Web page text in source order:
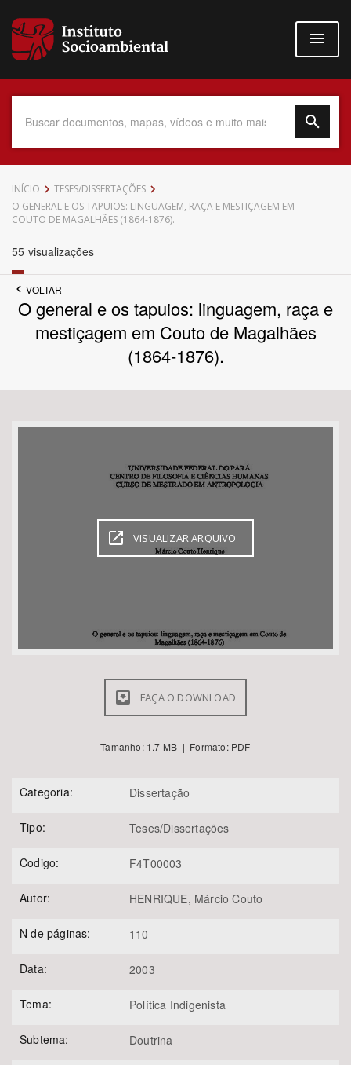
para
conteúdo
Data do Documento
Bioma / Bacia
Tema
INÍCIO
TESES/DISSERTAÇÕES
O GENERAL E OS TAPUIOS: LINGUAGEM, RAÇA E MESTIÇAGEM EM
COUTO DE MAGALHÃES (1864-1876).
55 visualizações
VOLTAR
O general e os tapuios: linguagem, raça e
mestiçagem em Couto de Magalhães
(1864-1876).
VISUALIZAR ARQUIVO
FAÇA O DOWNLOAD
Tamanho: 1.7 MB | Formato: PDF
Categoria: Dissertação
Tipo: Teses/Dissertações
Codigo: F4T00003
Autor: HENRIQUE, Márcio Couto
N de páginas: 110
Data: 2003
Tema: Política Indigenista
Subtema: Doutrina